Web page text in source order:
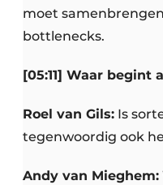
moet
bottlenecks.
[05:11] Waar begint
Roel van Gils: Is
tegenwoordig ook
Andy van Mieghem: